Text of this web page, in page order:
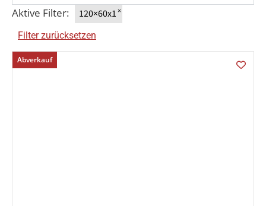
Aktive Filter: 120×60x1×
Filter zurücksetzen
Abverkauf